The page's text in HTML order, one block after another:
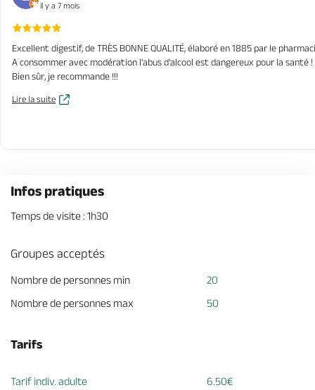
il y a 7 mois
Excellent digestif, de TRÈS BONNE QUALITÉ, élaboré en 1885 par le
A consommer avec modération l'abus d'alcool est dangereux pour la santé !
Bien sûr, je recommande !!!
Lire la suite
Infos pratiques
Temps de visite : 1h30
Groupes acceptés
Nombre de personnes min
20
Nombre de personnes max
50
Tarifs
Tarif indiv. adulte 6.50€